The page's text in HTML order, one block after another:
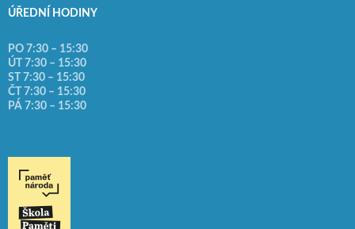
ÚŘEDNÍ HODINY
PO 7:30 – 15:30
ÚT 7:30 – 15:30
ST 7:30 – 15:30
ČT 7:30 – 15:30
PÁ 7:30 – 15:30